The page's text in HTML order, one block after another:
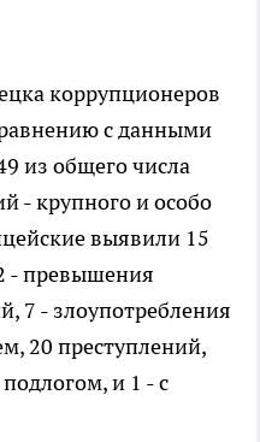
коррупционеров
с данными
из общего числа
- крупного и особо
выявили 15
- превышения
7 - злоупотребления
20 преступлений,
и 1 - с